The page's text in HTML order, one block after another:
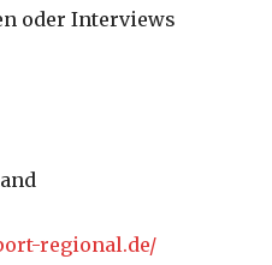
oder Interviews
regional.de/